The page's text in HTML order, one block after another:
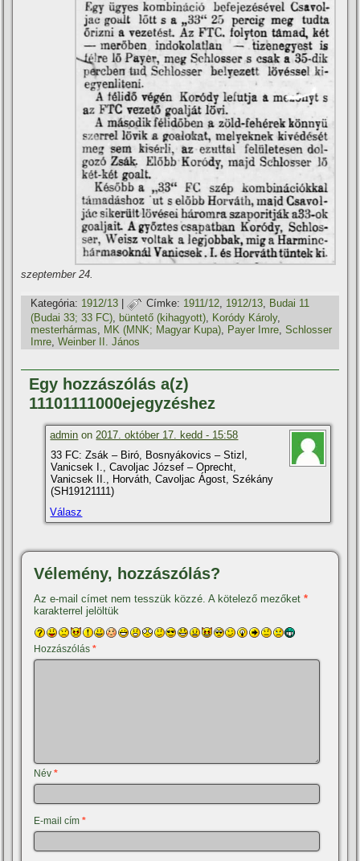
szeptember 24.
Kategória: 1912/13 | Címke: 1911/12, 1912/13, Budai 11
(Budai 33; 33 FC)
büntető (kihagyott) Koródy Károly,
mesterhármas
MK (MNK; Magyar Kupa) Payer Imre ,Schlosser
Imre ,Weinber II. János
Egy hozzászólás a(z)
11101111000ejegyzéshez
admin on 2017. október 17. kedd - 15:58
33 FC: Zsák – Biró, Bosnyákovics – Stizl,
Vanicsek I., Cavoljac József – Oprecht,
Vanicsek II., Horváth, Cavoljac Ágost, Székány
(SH19121111)
Válasz
Vélemény, hozzászólás?
Az e-mail címet nem tesszük közzé. A kötelező mezőket*
karakterrel jelöltük
Hozzászólás*
Név*
E-mail cím*